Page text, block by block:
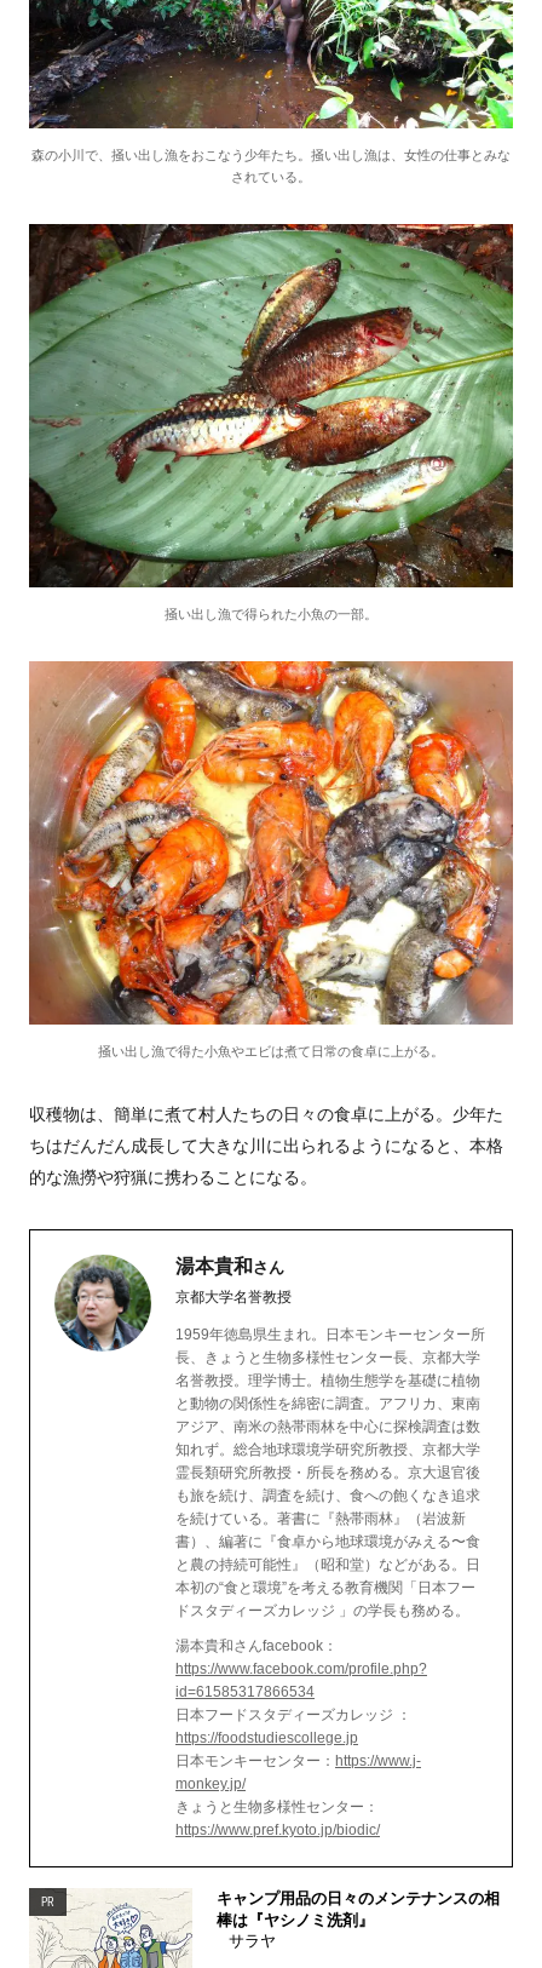
森の小川で、掻い出し漁をおこなう少年たち。掻い出し漁は、女性の仕事とみな
されている。
掻い出し漁で得られた小魚の一部。
掻い出し漁で得た小魚やエビは煮て日常の食卓に上がる。
収穫物は、簡単に煮て村人たちの日々の食卓に上がる。少年た
ちはだんだん成長して大きな川に出られるようになると、本格
的な漁撈や狩猟に携わることになる。
湯本貴和 さん
京都大学名誉教授
1959年徳島県生まれ。日本モンキーセンター所
長、きょうと生物多様性センター長、京都大学
名誉教授。理学博士。植物生態学を基礎に植物
と動物の関係性を綿密に調査。アフリカ、東南
アジア、南米の熱帯雨林を中心に探検調査は数
知れず。総合地球環境学研究所教授、京都大学
霊長類研究所教授・所長を務める。京大退官後
も旅を続け、調査を続け、食への飽くなき追求
を続けている。著書に『熱帯雨林』（岩波新
書）、編著に『食卓から地球環境がみえる〜食
と農の持続可能性』（昭和堂）などがある。日
本初の“食と環境”を考える教育機関「日本フー
ドスタディーズカレッジ 」の学長も務める。
湯本貴和さんfacebook：
https://www.facebook.com/profile.php?
id=61585317866534
日本フードスタディーズカレッジ ：
https://foodstudiescollege.jp
日本モンキーセンター： https://www.j-
monkey.jp/
きょうと生物多様性センター：
https://www.pref.kyoto.jp/biodic/
PR
キャンプ用品の日々のメンテナンスの相
棒は『ヤシノミ洗剤』
サラヤ